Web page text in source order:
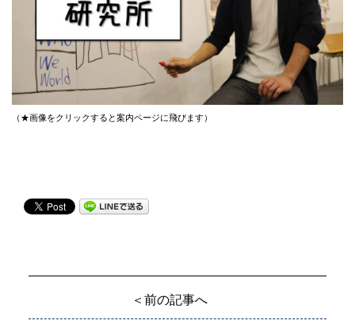
（★画像をクリックすると案内ページに飛びます）
＜前の記事へ